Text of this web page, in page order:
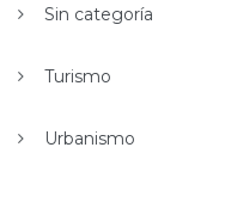
Sin categoría
Turismo
Urbanismo